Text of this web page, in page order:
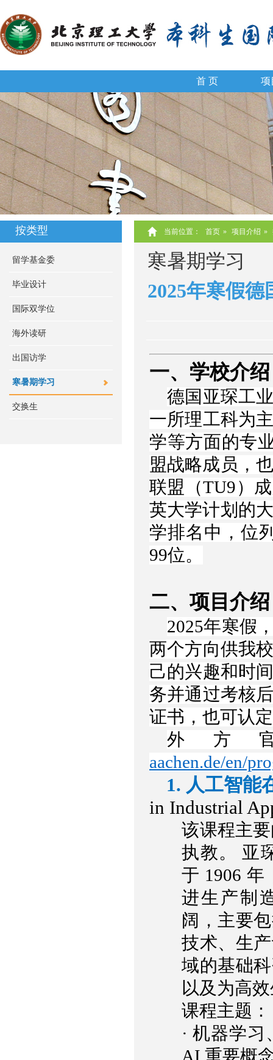
首 页 项
按类型
留学基金委
毕业设计
国际双学位
海外读研
出国访学
寒暑期学习
交换生
当前位置： 首页 » 项目介绍 »
寒暑期学习
2025年寒假
一、学校介绍
德国亚琛工
一所理工科为
学等方面的专
盟战略成员，
联盟（TU9）
英大学计划的
学排名中，位
99位。
二、项目介绍
2025年寒假
两个方向供我
己的兴趣和时
务并通过考核
证书，也可认
外方
aachen.de/en/
1. 人工智能
in Industrial
该课程主
执教。 亚
于 1906
进生产制
阔，主要
技术、生
域的基础
以及为高
课程主题：
· 机器学习
AI 重要概